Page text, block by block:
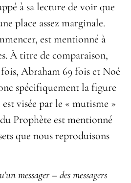
à sa lecture de voir que
place assez marginale.
est mentionné à
À titre de comparaison,
Abraham 69 fois et Noé
spécifiquement la figure
visée par le « mutisme »
Prophète est mentionné
que nous reproduisons
messager – des messagers